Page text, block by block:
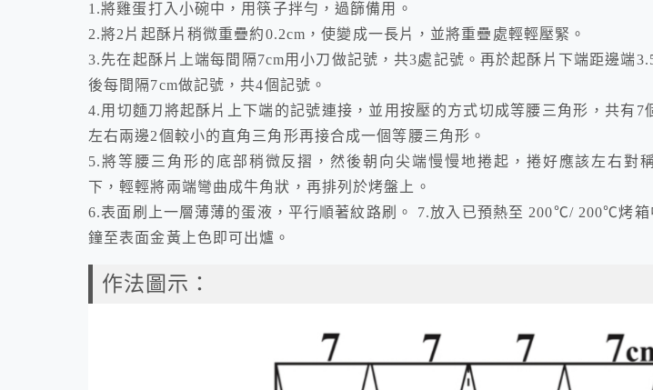
1.將雞蛋打入小碗中，用筷子拌勻，過篩備用。
2.將2片起酥片稍微重疊約0.2cm，使變成一長片，並將重疊處輕輕壓緊。
3.先在起酥片上端每間隔7cm用小刀做記號，共3處記號。再於起酥片下端距邊端
後每間隔7cm做記號，共4個記號。
4.用切麵刀將起酥片上下端的記號連接，並用按壓的方式切成等腰三角形，共有7
左右兩邊2個較小的直角三角形再接合成一個等腰三角形。
5.將等腰三角形的底部稍微反摺，然後朝向尖端慢慢地捲起，捲好應該左右對
下，輕輕將兩端彎曲成牛角狀，再排列於烤盤上。
6.表面刷上一層薄薄的蛋液，平行順著紋路刷。 7.放入已預熱至 200℃/ 200℃烤箱
鐘至表面金黃上色即可出爐。
作法圖示：